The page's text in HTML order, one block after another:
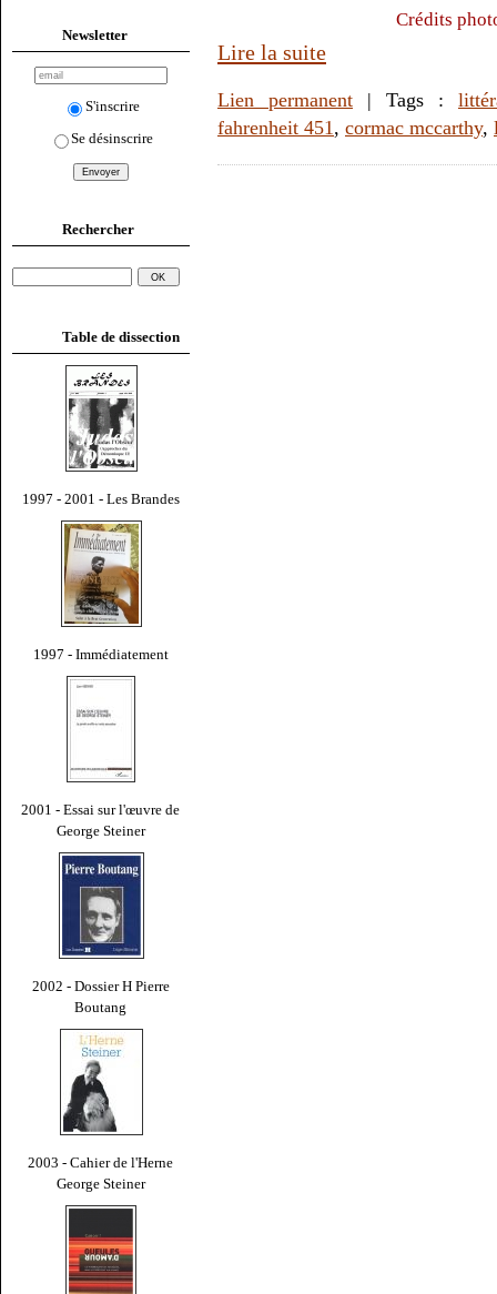
Newsletter
S'inscrire
Se désinscrire
Rechercher
Table de dissection
1997 - 2001 - Les Brandes
1997 - Immédiatement
2001 - Essai sur l'œuvre de
George Steiner
2002 - Dossier H Pierre
Boutang
2003 - Cahier de l'Herne
George Steiner
Crédits
Lire la suite
Lien permanent | Tags :
fahrenheit 451, cormac mccarthy,